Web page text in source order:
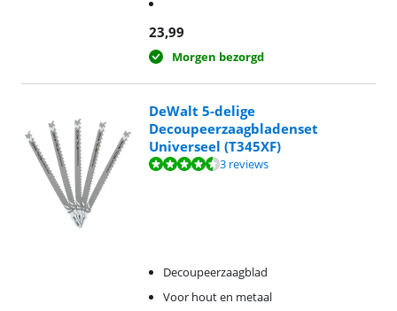
23,99
Morgen bezorgd
DeWalt 5-delige
Decoupeerzaagbladenset
Universeel (T345XF)
Beoordeling is 8,9 van de 10, gebaseerd op 3 reviews.
3 reviews
Decoupeerzaagblad
Voor hout en metaal